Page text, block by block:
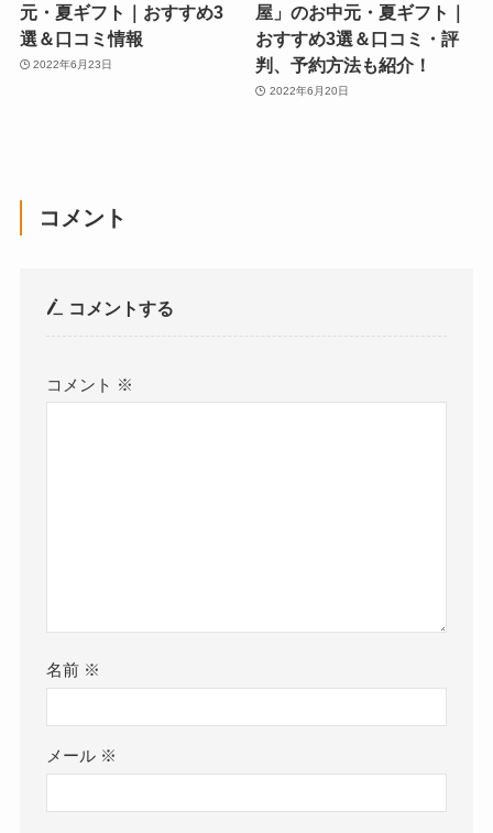
元・夏ギフト｜おすすめ3
選＆口コミ情報
2022年6月23日
屋」のお中元・夏ギフト｜
おすすめ3選＆口コミ・評
判、予約方法も紹介！
2022年6月20日
コメント
コメントする
コメント ※
名前 ※
メール ※